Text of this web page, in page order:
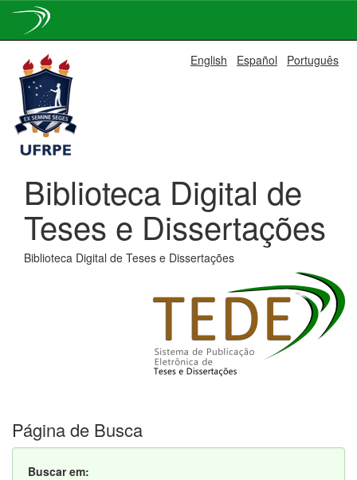
navigation
English Español Português
Biblioteca Digital de
Teses e Dissertações
Biblioteca Digital de Teses e Dissertações
Página de Busca
Buscar em: